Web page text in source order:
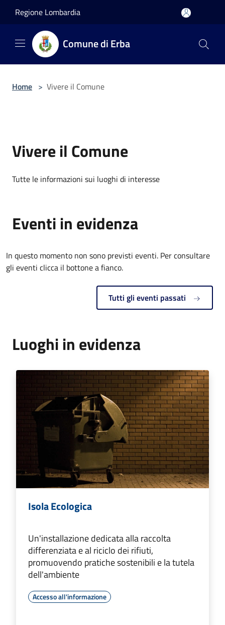
Regione Lombardia
Comune di Erba
Home > Vivere il Comune
Vivere il Comune
Tutte le informazioni sui luoghi di interesse
Eventi in evidenza
In questo momento non sono previsti eventi. Per consultare
gli eventi clicca il bottone a fianco.
Tutti gli eventi passati
Luoghi in evidenza
Isola Ecologica
Un'installazione dedicata alla raccolta
differenziata e al riciclo dei rifiuti,
promuovendo pratiche sostenibili e la tutela
dell'ambiente
Accesso all'informazione